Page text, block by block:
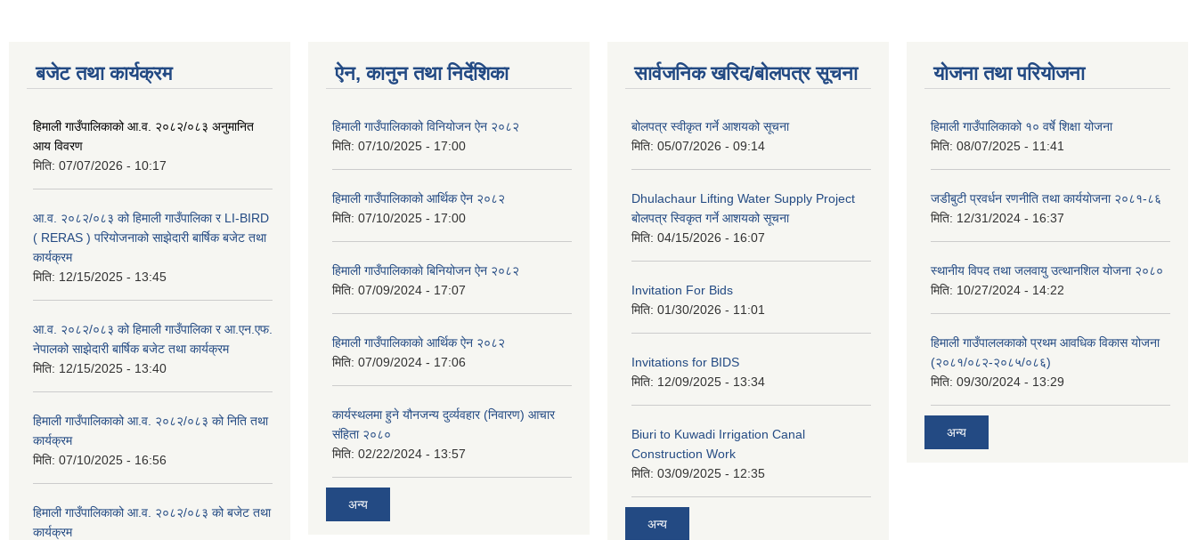
बजेट तथा कार्यक्रम
हिमाली गाउँपालिकाको आ.व. २०८२/०८३ अनुमानित
आय विवरण
मिति: 07/07/2026 - 10:17
आ.व. २०८२/०८३ को हिमाली गाउँपालिका र LI-BIRD
( RERAS ) परियोजनाको साझेदारी बार्षिक बजेट तथा
कार्यक्रम
मिति: 12/15/2025 - 13:45
आ.व. २०८२/०८३ को हिमाली गाउँपालिका र आ.एन.एफ.
नेपालको साझेदारी बार्षिक बजेट तथा कार्यक्रम
मिति: 12/15/2025 - 13:40
हिमाली गाउँपालिकाको आ.व. २०८२/०८३ को निति तथा
कार्यक्रम
मिति: 07/10/2025 - 16:56
हिमाली गाउँपालिकाको आ.व. २०८२/०८३ को बजेट तथा
कार्यक्रम
ऐन, कानुन तथा निर्देशिका
हिमाली गाउँपालिकाको विनियोजन ऐन २०८२
मिति: 07/10/2025 - 17:00
हिमाली गाउँपालिकाको आर्थिक ऐन २०८२
मिति: 07/10/2025 - 17:00
हिमाली गाउँपालिकाकाे बिनियोजन ऐन २०८२
मिति: 07/09/2024 - 17:07
हिमाली गाउँपालिकाकाे आर्थिक ऐन २०८२
मिति: 07/09/2024 - 17:06
कार्यस्थलमा हुने यौनजन्य दुर्व्यवहार (निवारण) आचार
संहिता २०८०
मिति: 02/22/2024 - 13:57
अन्य
सार्वजनिक खरिद/बोलपत्र सूचना
बोलपत्र स्वीकृत गर्ने आशयको सूचना
मिति: 05/07/2026 - 09:14
Dhulachaur Lifting Water Supply Project
बोलपत्र स्विकृत गर्ने आशयको सूचना
मिति: 04/15/2026 - 16:07
Invitation For Bids
मिति: 01/30/2026 - 11:01
Invitations for BIDS
मिति: 12/09/2025 - 13:34
Biuri to Kuwadi Irrigation Canal
Construction Work
मिति: 03/09/2025 - 12:35
अन्य
योजना तथा परियोजना
हिमाली गाउँपालिकाको १० वर्षे शिक्षा योजना
मिति: 08/07/2025 - 11:41
जडीबुटी प्रवर्धन रणनीति तथा कार्ययाेजना २०८१-८६
मिति: 12/31/2024 - 16:37
स्थानीय विपद तथा जलवायु उत्थानशिल योजना २०८०
मिति: 10/27/2024 - 14:22
हिमाली गाउँपाललकाको प्रथम आवधिक विकास योजना
(२०८१/०८२-२०८५/०८६)
मिति: 09/30/2024 - 13:29
अन्य